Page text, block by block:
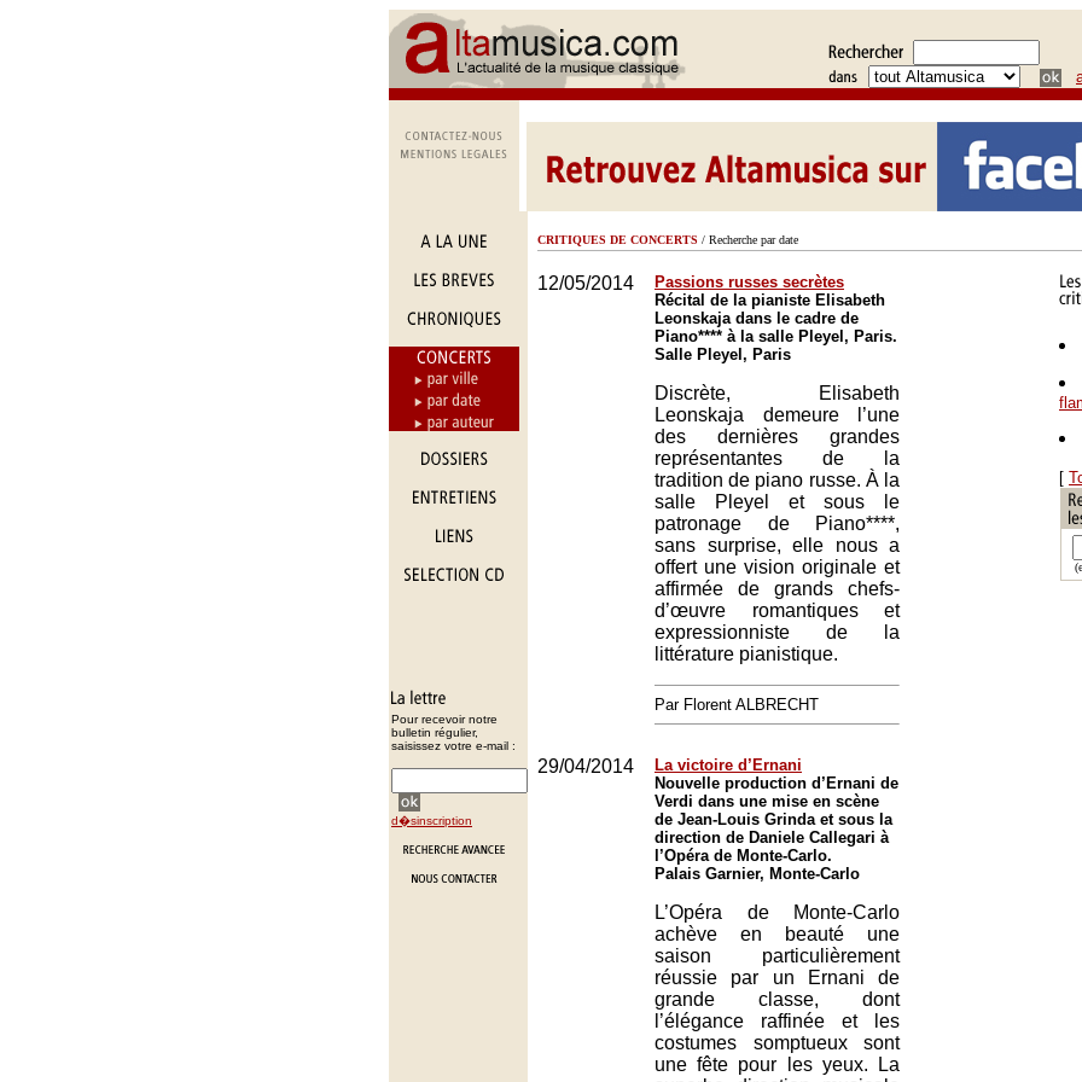
Pour recevoir notre
bulletin régulier,
saisissez votre e-mail :
d�sinscription
CRITIQUES DE CONCERTS / Recherche par date
12/05/2014
Passions russes secrètes
Récital de la pianiste Elisabeth
Leonskaja dans le cadre de
Piano**** à la salle Pleyel, Paris.
Salle Pleyel, Paris
Discrète, Elisabeth
Leonskaja demeure l’une
des dernières grandes
représentantes de la
tradition de piano russe. À la
salle Pleyel et sous le
patronage de Piano****,
sans surprise, elle nous a
offert une vision originale et
affirmée de grands chefs-
d’œuvre romantiques et
expressionniste de la
littérature pianistique.
Par Florent ALBRECHT
29/04/2014
La victoire d’Ernani
Nouvelle production d’Ernani de
Verdi dans une mise en scène
de Jean-Louis Grinda et sous la
direction de Daniele Callegari à
l’Opéra de Monte-Carlo.
Palais Garnier, Monte-Carlo
L’Opéra de Monte-Carlo
achève en beauté une
saison particulièrement
réussie par un Ernani de
grande classe, dont
l’élégance raffinée et les
costumes somptueux sont
une fête pour les yeux. La
[